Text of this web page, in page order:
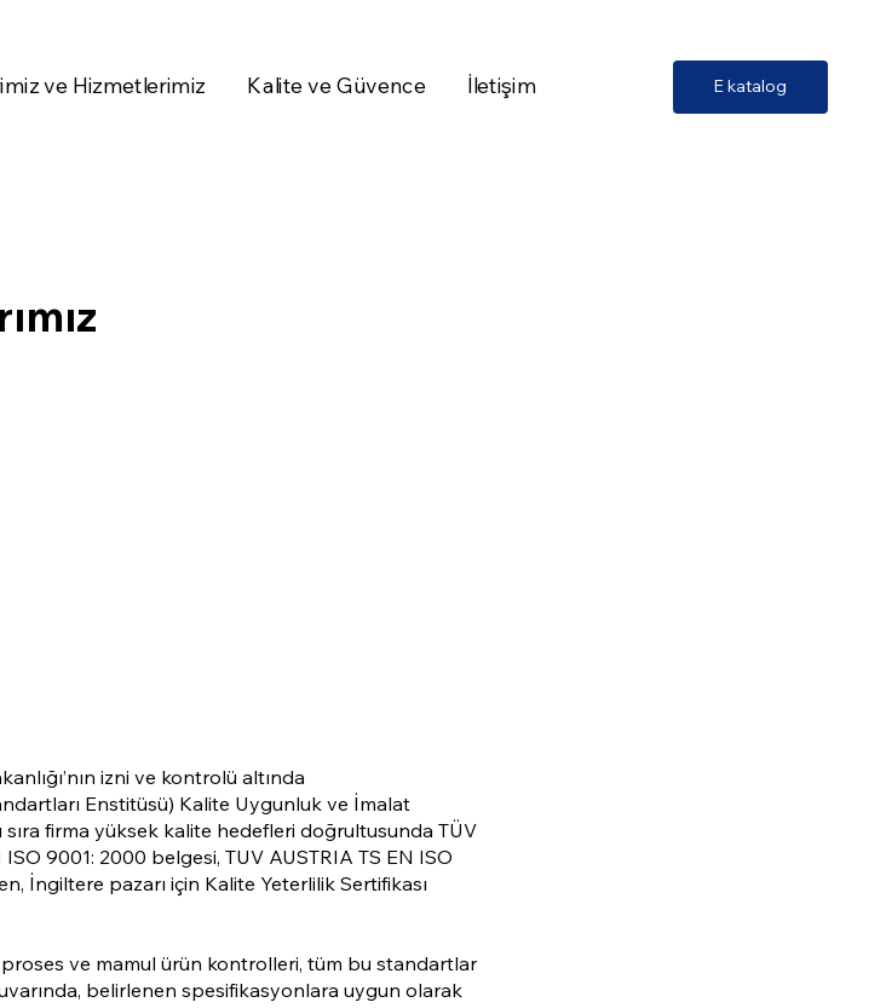
ve Hizmetlerimiz Kalite ve Güvence İletişim E katalog
izni ve kontrolü altında
Enstitüsü) Kalite Uygunluk ve İmalat
sıra firma yüksek kalite hedefleri doğrultusunda TÜV
ISO 9001: 2000 belgesi, TUV AUSTRIA TS EN ISO
İngiltere pazarı için Kalite Yeterlilik Sertifikası
proses ve mamul ürün kontrolleri, tüm bu standartlar
belirlenen spesifikasyonlara uygun olarak